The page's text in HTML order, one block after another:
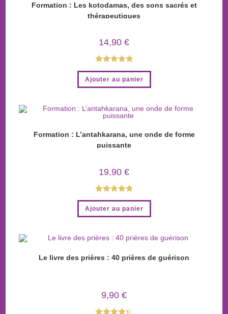
Formation : Les kotodamas, des sons sacrés et
thérapeutiques
14,90 €
Note5.00
sur 5
Ajouter au panier
Formation : L’antahkarana, une onde de forme
puissante
19,90 €
Note4.88
sur 5
Ajouter au panier
Le livre des prières : 40 prières de guérison
9,90 €